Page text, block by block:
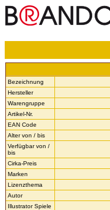
Bezeichnung
Hersteller
Warengruppe
Artikel-Nr.
EAN Code
Alter von / bis
Verfügbar von /
bis
Cirka-Preis
Marken
Lizenzthema
Autor
Illustrator Spiele